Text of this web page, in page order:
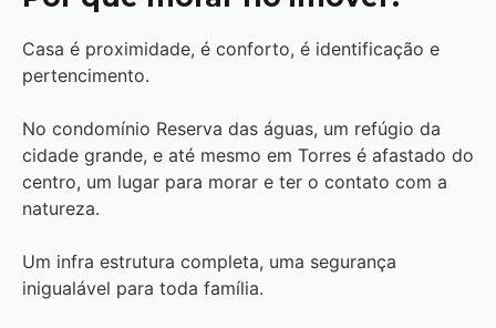
Casa é proximidade, é conforto, é identificação e
pertencimento.
No condomínio Reserva das águas, um refúgio da
cidade grande, e até mesmo em Torres é afastado do
centro, um lugar para morar e ter o contato com a
natureza.
Um infra estrutura completa, uma segurança
inigualável para toda família.